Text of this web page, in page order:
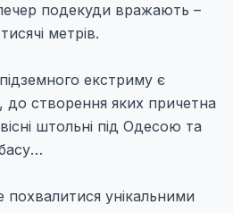
подекуди вражають –
метрів.
екстриму є
до створення яких причетна
штольні під Одесою та
унікальними